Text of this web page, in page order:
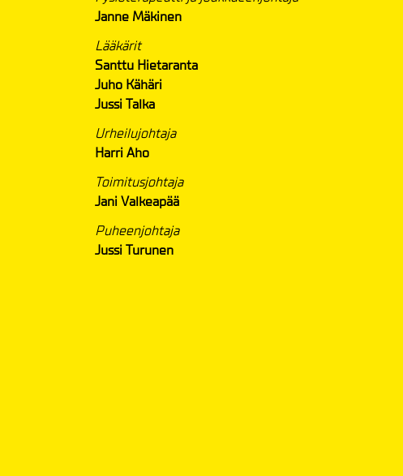
Janne Mäkinen
Lääkärit
Santtu Hietaranta
Juho Kähäri
Jussi Talka
Urheilujohtaja
Harri Aho
Toimitusjohtaja
Jani Valkeapää
Puheenjohtaja
Jussi Turunen